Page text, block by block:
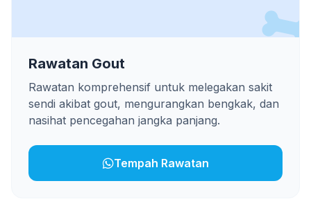
Rawatan Gout
Rawatan komprehensif untuk melegakan sakit
sendi akibat gout, mengurangkan bengkak, dan
nasihat pencegahan jangka panjang.
Tempah Rawatan